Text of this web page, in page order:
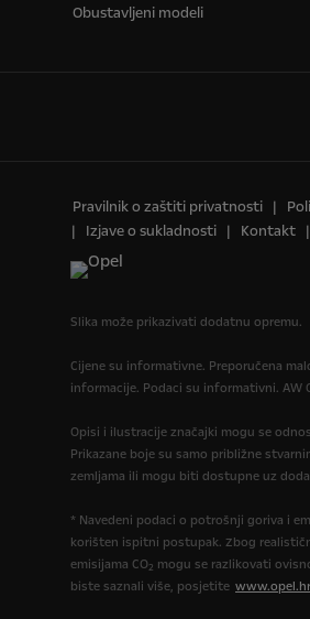
Obustavljeni modeli
Pravilnik o zaštiti privatnosti
Izjave o sukladnosti
Kontakt
Slika može prikazivati dodatnu opremu.
Cijene su informativne. Preporučena
informacije. Podaci su informativni. AW
Opisi i ilustracije značajki mogu se
Prikazane boje su samo približne
zemljama ili mogu biti dostupne uz
* Navedeni podaci o potrošnji goriva i
korišten ispitni postupak. Zbog
emisijama CO2 mogu se razlikovati
biste saznali više, posjetite